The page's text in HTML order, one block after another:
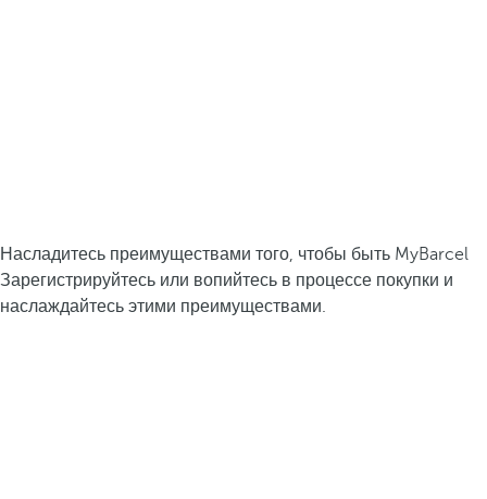
Насладитесь преимуществами того, чтобы быть MyBarcel
Зарегистрируйтесь или вопийтесь в процессе покупки и
наслаждайтесь этими преимуществами.